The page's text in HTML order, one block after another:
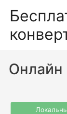
Онлайн